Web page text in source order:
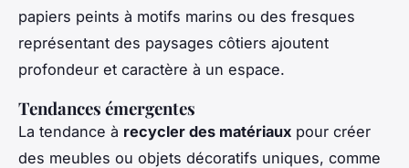
papiers peints à motifs marins ou des fresques
représentant des paysages côtiers ajoutent
profondeur et caractère à un espace.
Tendances émergentes
La tendance à recycler des matériaux pour créer
des meubles ou objets décoratifs uniques, comme